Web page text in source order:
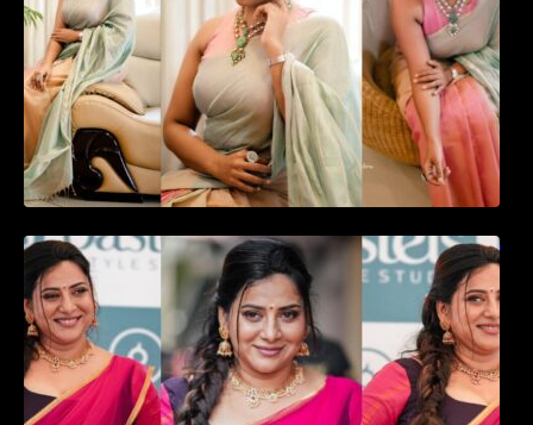
ഉദ്ഘാടന വേദിയിൽ ആരാധരെ മയക്കുന്ന
തകർപ്പൻ ഡൻസുമായി അന്ന രാജൻ..